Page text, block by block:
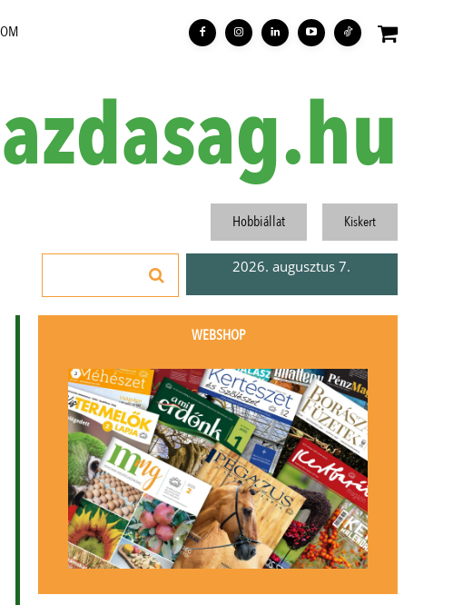
Hobbiállat Kiskert
2026. augusztus 7.
WEBSHOP